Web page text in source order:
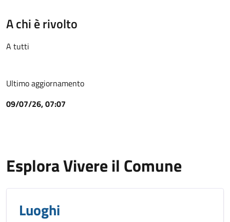
A chi è rivolto
A tutti
Ultimo aggiornamento
09/07/26, 07:07
Esplora Vivere il Comune
Luoghi